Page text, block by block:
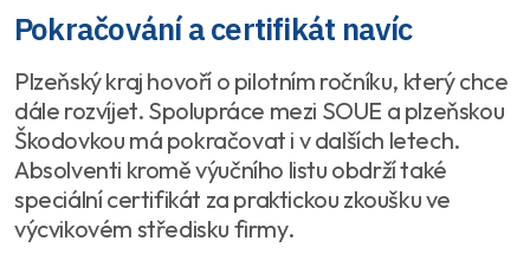
Pokračování a certifikát navíc
Plzeňský kraj hovoří o pilotním ročníku, který chce
dále rozvíjet. Spolupráce mezi SOUE a plzeňskou
Škodovkou má pokračovat i v dalších letech.
Absolventi kromě výučního listu obdrží také
speciální certifikát za praktickou zkoušku ve
výcvikovém středisku firmy.